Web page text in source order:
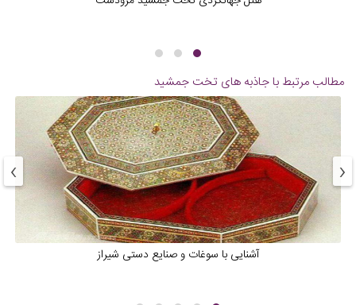
مطالب مرتبط با جاذبه های تخت جمشید
آشنایی با سوغات و صنایع دستی شیراز
‹
›